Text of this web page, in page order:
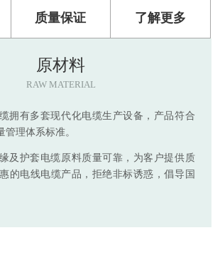
质量保证 了解更多
原材料
RAW MATERIAL
拥有多套现代化电缆生产设备，产品符合
管理体系标准。
及护套电缆原料质量可靠，为客户提供质
的电线电缆产品，拒绝非标诱惑，倡导国